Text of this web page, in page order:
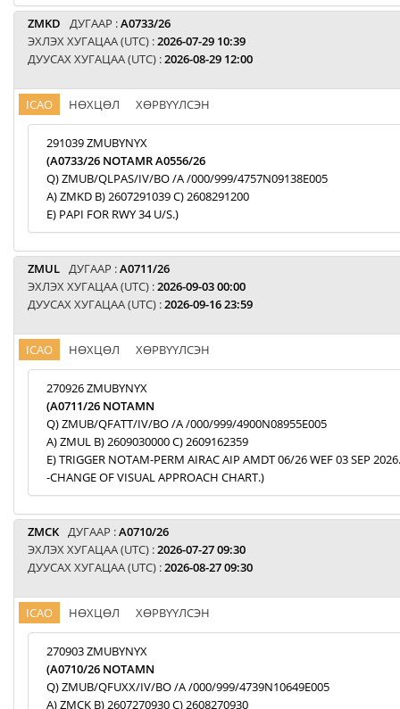
ZMKD ДУГААР :A0733/26
ЭХЛЭХ ХУГАЦАА (UTC) :2026-07-29 10:39
ДУУСАХ ХУГАЦАА (UTC) :2026-08-29 12:00
ICAO НӨХЦӨЛ ХӨРВҮҮЛСЭН
291039 ZMUBYNYX
(A0733/26 NOTAMR A0556/26
Q) ZMUB/QLPAS/IV/BO /A /000/999/4757N09138E005
A) ZMKD B) 2607291039 C) 2608291200
E) PAPI FOR RWY 34 U/S.)
ZMUL ДУГААР :A0711/26
ЭХЛЭХ ХУГАЦАА (UTC) :2026-09-03 00:00
ДУУСАХ ХУГАЦАА (UTC) :2026-09-16 23:59
ICAO НӨХЦӨЛ ХӨРВҮҮЛСЭН
270926 ZMUBYNYX
(A0711/26 NOTAMN
Q) ZMUB/QFATT/IV/BO /A /000/999/4900N08955E005
A) ZMUL B) 2609030000 C) 2609162359
E) TRIGGER NOTAM-PERM AIRAC AIP AMDT 06/26 WEF 03 SEP 2026.
-CHANGE OF VISUAL APPROACH CHART.)
ZMCK ДУГААР :A0710/26
ЭХЛЭХ ХУГАЦАА (UTC) :2026-07-27 09:30
ДУУСАХ ХУГАЦАА (UTC) :2026-08-27 09:30
ICAO НӨХЦӨЛ ХӨРВҮҮЛСЭН
270903 ZMUBYNYX
(A0710/26 NOTAMN
Q) ZMUB/QFUXX/IV/BO /A /000/999/4739N10649E005
A) ZMCK B) 2607270930 C) 2608270930